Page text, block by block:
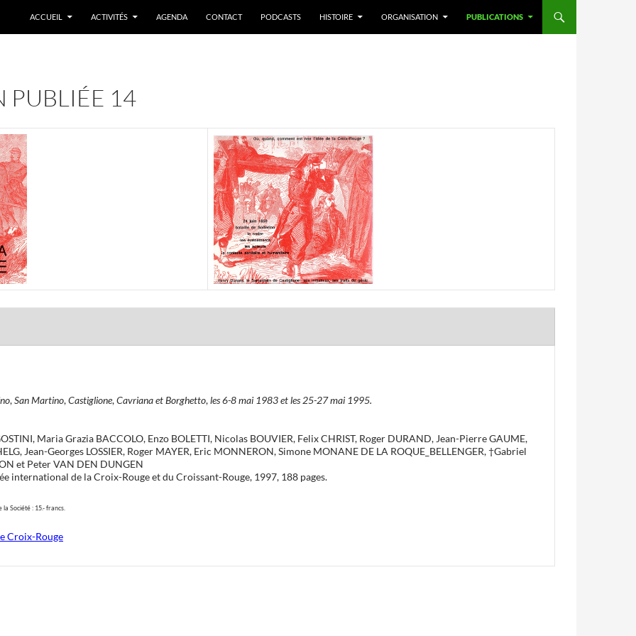
ACCUEIL ACTIVITÉS AGENDA CONTACT PODCASTS HISTOIRE ORGANISATION PUBLICATIONS
PUBLIÉE 14
,San Martino,Castiglione,Cavriana et Borghetto,les 6-8 mai 1983 et les 25-27 mai 1995.
Maria Grazia BACCOLO, Enzo BOLETTI, Nicolas BOUVIER, Felix CHRIST, Roger DURAND, Jean-Pierre GAUME,
Jean-Georges LOSSIER, Roger MAYER, Eric MONNERON, Simone MONANE DE LA ROQUE_BELLENGER, †Gabriel
et Peter VAN DEN DUNGEN
international de la Croix-Rouge et du Croissant-Rouge, 1997, 188 pages.
Société : 15.- francs.
Croix-Rouge